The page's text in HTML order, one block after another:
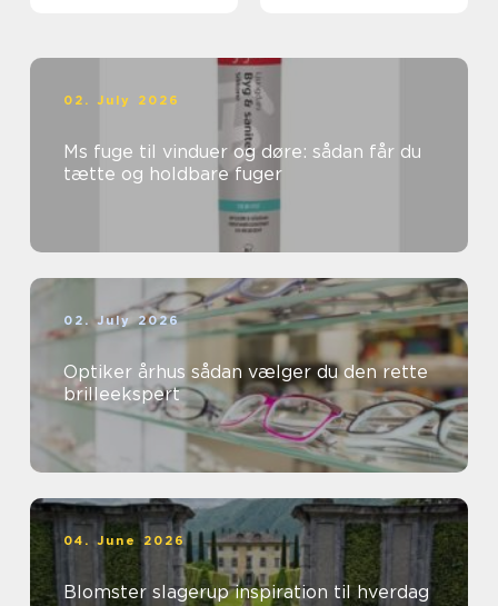
02. July 2026
Ms fuge til vinduer og døre: sådan får du
tætte og holdbare fuger
02. July 2026
Optiker århus sådan vælger du den rette
brilleekspert
04. June 2026
Blomster slagerup inspiration til hverdag